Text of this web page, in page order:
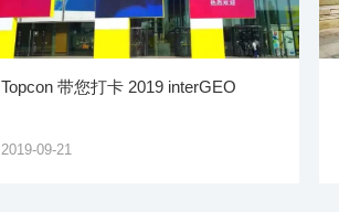
Topcon 带您打卡 2019 interGEO
2019-09-21